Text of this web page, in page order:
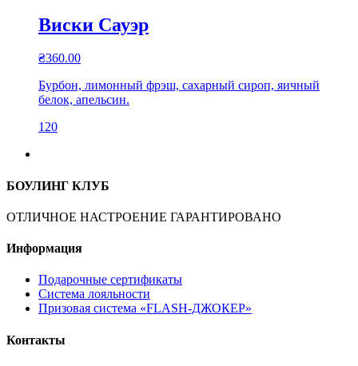
Виски Сауэр
₴360.00
Бурбон, лимонный фрэш, сахарный сироп, яичный
белок, апельсин.
120
БОУЛИНГ КЛУБ
ОТЛИЧНОЕ НАСТРОЕНИЕ ГАРАНТИРОВАНО
Информация
Подарочные сертификаты
Система лояльности
Призовая система «FLASH-ДЖОКЕР»
Контакты